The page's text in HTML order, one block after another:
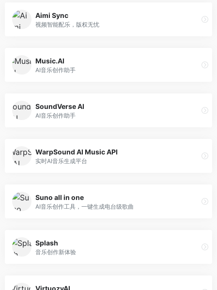
Aimi Sync
视频智能配乐，版权无忧
Music.AI
AI音乐创作助手
SoundVerse AI
AI音乐创作助手
WarpSound AI Music API
实时AI音乐生成平台
Suno all in one
AI音乐创作工具，一键生成电台级歌曲
Splash
音乐创作新体验
VirtuozyAI